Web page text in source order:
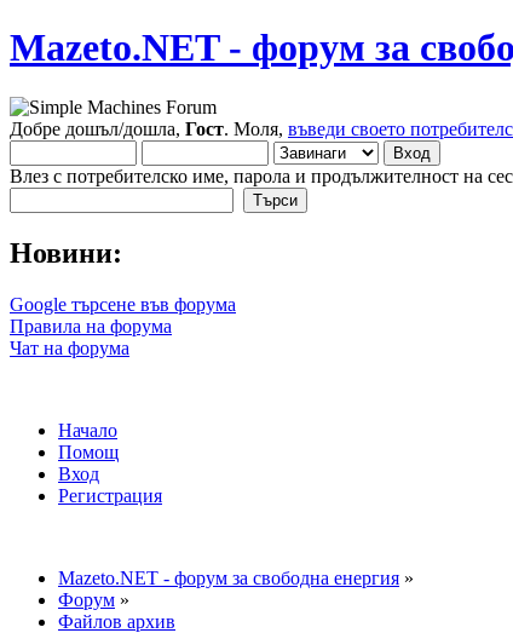
Mazeto.NET - форум за
Добре дошъл/дошла, Гост. Моля, въведи своето
Влез с потребителско име, парола и продължителност на
Новини:
Google търсене във форума
Правила на форума
Чат на форума
Начало
Помощ
Вход
Регистрация
Mazeto.NET - форум за свободна енергия »
Форум »
Файлов архив